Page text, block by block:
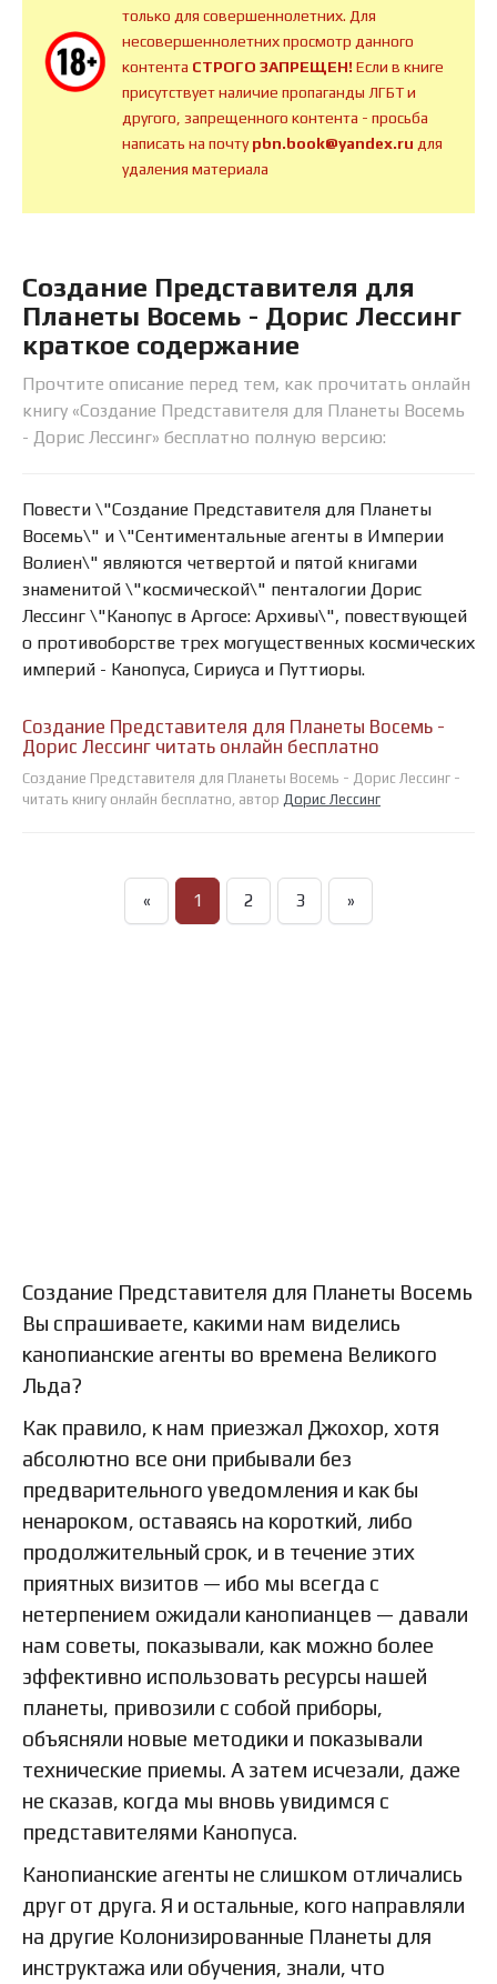
только для совершеннолетних. Для
несовершеннолетних просмотр данного
контента СТРОГО ЗАПРЕЩЕН!Если в книге
присутствует наличие пропаганды ЛГБТ и
другого, запрещенного контента - просьба
написать на почтуpbn.book@yandex.ru для
удаления материала
Создание Представителя для
Планеты Восемь - Дорис Лессинг
краткое содержание
Прочтите описание перед тем, как прочитать онлайн
книгу «Создание Представителя для Планеты Восемь
- Дорис Лессинг» бесплатно полную версию:
Повести \"Создание Представителя для Планеты
Восемь\" и \"Сентиментальные агенты в Империи
Волиен\" являются четвертой и пятой книгами
знаменитой \"космической\" пенталогии Дорис
Лессинг \"Канопус в Аргосе: Архивы\", повествующей
о противоборстве трех могущественных космических
империй - Канопуса, Сириуса и Путтиоры.
Создание Представителя для Планеты Восемь -
Дорис Лессинг читать онлайн бесплатно
Создание Представителя для Планеты Восемь - Дорис Лессинг -
читать книгу онлайн бесплатно, автор Дорис Лессинг
« 1 2 3 »
Создание Представителя для Планеты Восемь
Вы спрашиваете, какими нам виделись
канопианские агенты во времена Великого
Льда?
Как правило, к нам приезжал Джохор, хотя
абсолютно все они прибывали без
предварительного уведомления и как бы
ненароком, оставаясь на короткий, либо
продолжительный срок, и в течение этих
приятных визитов — ибо мы всегда с
нетерпением ожидали канопианцев — давали
нам советы, показывали, как можно более
эффективно использовать ресурсы нашей
планеты, привозили с собой приборы,
объясняли новые методики и показывали
технические приемы. А затем исчезали, даже
не сказав, когда мы вновь увидимся с
представителями Канопуса.
Канопианские агенты не слишком отличались
друг от друга. Я и остальные, кого направляли
на другие Колонизированные Планеты для
инструктажа или обучения, знали, что